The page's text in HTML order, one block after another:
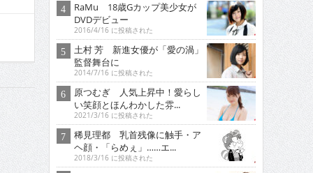
RaMu 18歳Gカップ美少女が
DVDデビュー
2016/4/16 に投稿された
土村 芳 新進女優が「愛の渦」
監督舞台に
2014/7/16 に投稿された
原つむぎ 人気上昇中！愛らし
い笑顔とほんわかした雰...
2021/3/16 に投稿された
稀見理都 乳首残像に触手・ア
ヘ顔・「らめぇ」……エ...
2018/3/16 に投稿された